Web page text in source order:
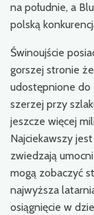
na południe, a
polską
Świnoujście
gorszej stronie
udostępnione do
szerzej przy
jeszcze więcej
Najciekawszy
zwiedzają
mogą zobaczyć
najwyższa
osiągnięcie w